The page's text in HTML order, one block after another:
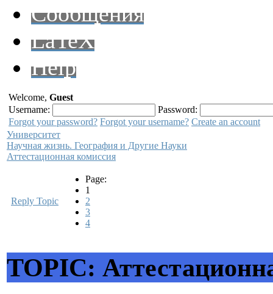
Сообщения
LaTeX
Help
Welcome, Guest
Username:
Password:
Forgot your password? Forgot your username? Create an account
Университет
Научная жизнь. География и Другие Науки
Аттестационная комиссия
Reply Topic
Page:
1
2
3
4
TOPIC: